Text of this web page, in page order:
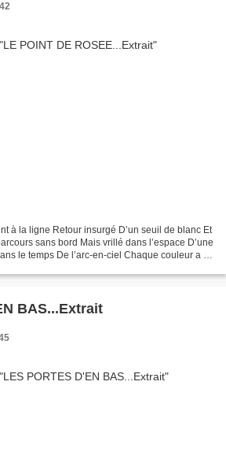
à la ligne Retour insurgé D’un seuil de blanc Et
sans bord Mais vrillé dans l’espace D’une
le temps De l’arc-en-ciel Chaque couleur a sa
BAS...Extrait